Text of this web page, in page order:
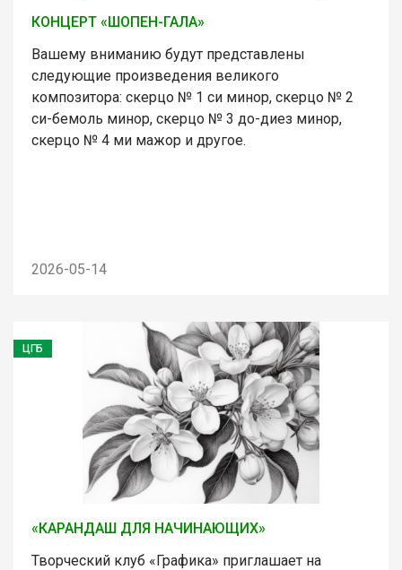
КОНЦЕРТ «ШОПЕН-ГАЛА»
Вашему вниманию будут представлены
следующие произведения великого
композитора: скерцо № 1 си минор, скерцо № 2
си-бемоль минор, скерцо № 3 до-диез минор,
скерцо № 4 ми мажор и другое.
2026-05-14
ЦГБ
«КАРАНДАШ ДЛЯ НАЧИНАЮЩИХ»
Творческий клуб «Графика» приглашает на